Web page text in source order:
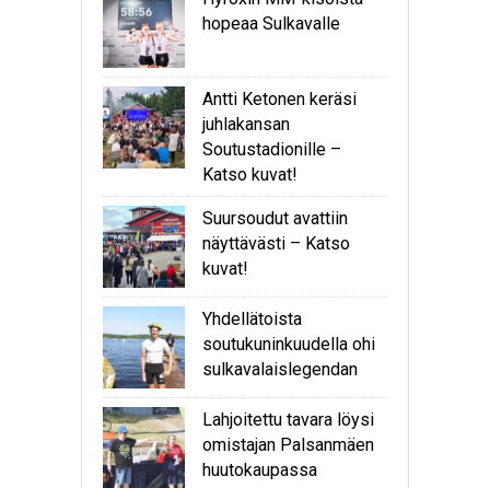
hopeaa Sulkavalle
Antti Ketonen keräsi
juhlakansan
Soutustadionille –
Katso kuvat!
Suursoudut avattiin
näyttävästi – Katso
kuvat!
Yhdellätoista
soutukuninkuudella ohi
sulkavalaislegendan
Lahjoitettu tavara löysi
omistajan Palsanmäen
huutokaupassa